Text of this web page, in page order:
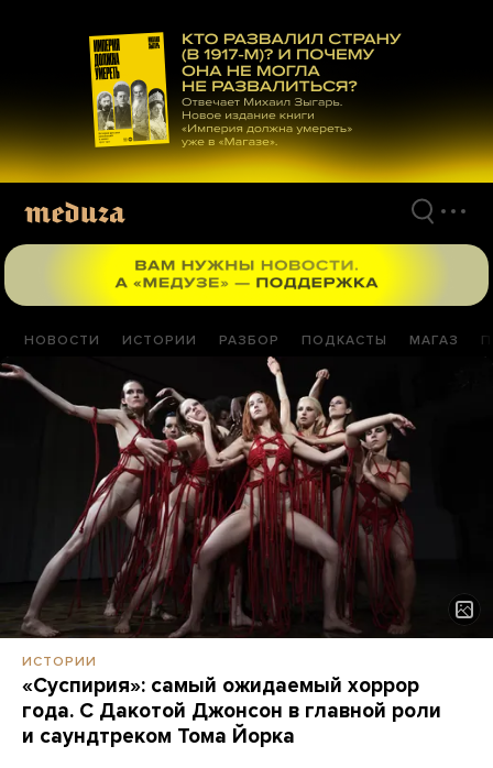
материалам
НОВОСТИ ИСТОРИИ РАЗБОР ПОДКАСТЫ МАГАЗ
ИСТОРИИ
«Суспирия»: самый ожидаемый хоррор
года. С Дакотой Джонсон в главной роли
и саундтреком Тома Йорка